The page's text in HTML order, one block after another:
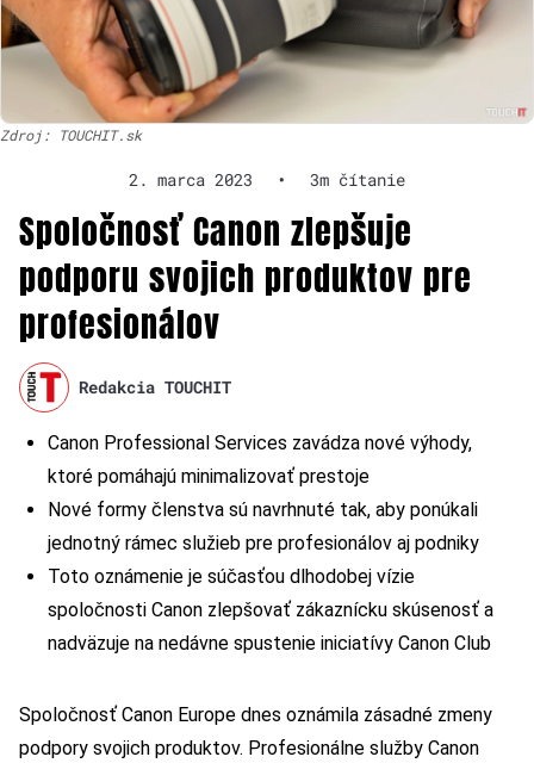
Zdroj: TOUCHIT.sk
2. marca 2023 • 3m čítanie
Spoločnosť Canon zlepšuje
podporu svojich produktov pre
profesionálov
Redakcia TOUCHIT
Canon Professional Services zavádza nové výhody,
ktoré pomáhajú minimalizovať prestoje
Nové formy členstva sú navrhnuté tak, aby ponúkali
jednotný rámec služieb pre profesionálov aj podniky
Toto oznámenie je súčasťou dlhodobej vízie
spoločnosti Canon zlepšovať zákaznícku skúsenosť a
nadväzuje na nedávne spustenie iniciatívy Canon Club
Spoločnosť Canon Europe dnes oznámila zásadné zmeny
podpory svojich produktov. Profesionálne služby Canon